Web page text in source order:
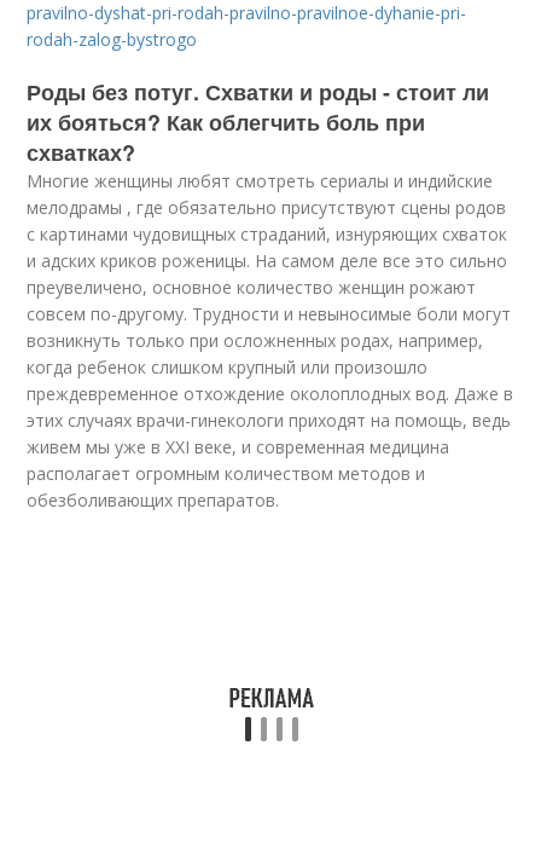
pravilno-dyshat-pri-rodah-pravilno-pravilnoe-dyhanie-pri-
rodah-zalog-bystrogo
Роды без потуг. Схватки и роды - стоит ли
их бояться? Как облегчить боль при
схватках?
Многие женщины любят смотреть сериалы и индийские
мелодрамы , где обязательно присутствуют сцены родов
с картинами чудовищных страданий, изнуряющих схваток
и адских криков роженицы. На самом деле все это сильно
преувеличено, основное количество женщин рожают
совсем по-другому. Трудности и невыносимые боли могут
возникнуть только при осложненных родах, например,
когда ребенок слишком крупный или произошло
преждевременное отхождение околоплодных вод. Даже в
этих случаях врачи-гинекологи приходят на помощь, ведь
живем мы уже в XXI веке, и современная медицина
располагает огромным количеством методов и
обезболивающих препаратов.